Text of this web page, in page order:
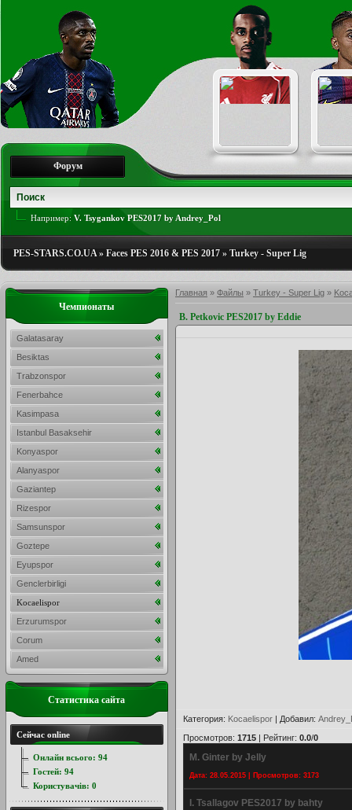
Форум
Например: V. Tsygankov PES2017 by Andrey_Pol
PES-STARS.CO.UA» Faces PES 2016 & PES 2017 » Turkey - Super Lig
Главная » Файлы » Turkey - Super Lig »
B. Petkovic PES2017 by Eddie
Категория: Kocaelispor | Добавил:
Просмотров: 1715 | Рейтинг: 0.0/0
M. Ginter by Jelly
Дата: 28.05.2015 | Просмотров: 3173
I. Tsallagov PES2017 by bahty
Чемпионаты
Galatasaray
Besiktas
Trabzonspor
Fenerbahce
Kasimpasa
Istanbul Basaksehir
Konyaspor
Alanyaspor
Gaziantep
Rizespor
Samsunspor
Goztepe
Eyupspor
Genclerbirligi
Kocaelispor
Erzurumspor
Corum
Amed
Статистика сайта
Сейчас online
Онлайн всього: 94
Гостей: 94
Користувачів: 0